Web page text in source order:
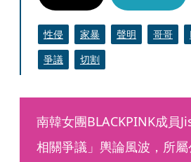
性侵 家暴 聲明 哥哥
爭議
切割
南韓女團BLACKPINK成員
相關爭議」輿論風波，所